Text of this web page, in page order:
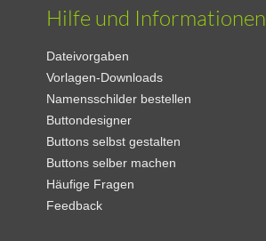
Hilfe und Informationen
Dateivorgaben
Vorlagen-Downloads
Namensschilder bestellen
Buttondesigner
Buttons selbst gestalten
Buttons selber machen
Häufige Fragen
Feedback